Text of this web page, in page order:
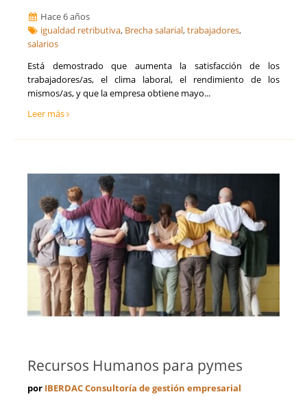
Hace 6 años
igualdad retributiva, Brecha salarial,trabajadores,
salarios
Está demostrado que aumenta la satisfacción de los
trabajadores/as, el clima laboral, el rendimiento de los
mismos/as, y que la empresa obtiene mayo...
Leer más
Recursos Humanos para pymes
por IBERDAC Consultoría de gestión empresarial